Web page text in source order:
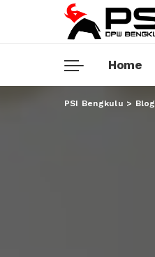
Home
PSI Bengkulu > Blog